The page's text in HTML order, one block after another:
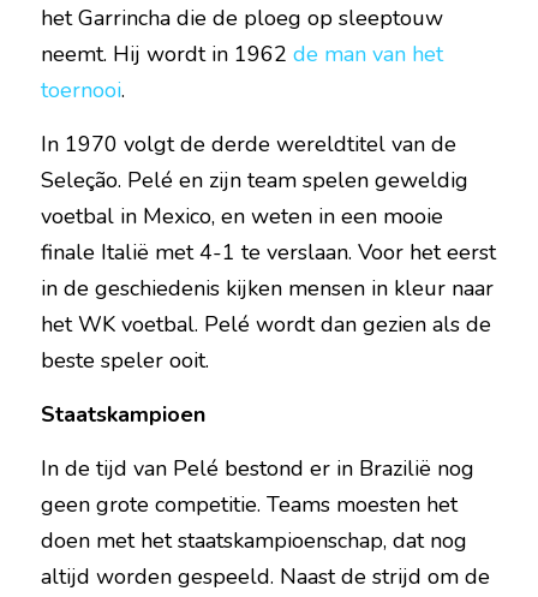
het Garrincha die de ploeg op sleeptouw
neemt. Hij wordt in 1962 de man van het
toernooi.
In 1970 volgt de derde wereldtitel van de
Seleção. Pelé en zijn team spelen geweldig
voetbal in Mexico, en weten in een mooie
finale Italië met 4-1 te verslaan. Voor het eerst
in de geschiedenis kijken mensen in kleur naar
het WK voetbal. Pelé wordt dan gezien als de
beste speler ooit.
Staatskampioen
In de tijd van Pelé bestond er in Brazilië nog
geen grote competitie. Teams moesten het
doen met het staatskampioenschap, dat nog
altijd worden gespeeld. Naast de strijd om de